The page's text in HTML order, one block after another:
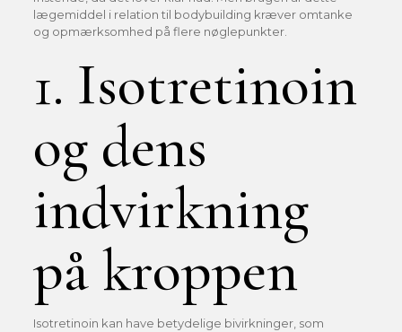
lægemiddel i relation til bodybuilding kræver omtanke
og opmærksomhed på flere nøglepunkter.
1. Isotretinoin
og dens
indvirkning
på kroppen
Isotretinoin kan have betydelige bivirkninger, som